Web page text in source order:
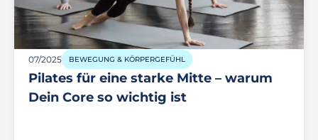
07/2025 BEWEGUNG & KÖRPERGEFÜHL
Pilates für eine starke Mitte – warum
Dein Core so wichtig ist